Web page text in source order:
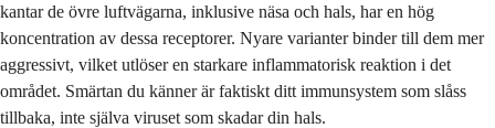
kantar de övre luftvägarna, inklusive näsa och hals, har en hög
koncentration av dessa receptorer. Nyare varianter binder till dem mer
aggressivt, vilket utlöser en starkare inflammatorisk reaktion i det
området. Smärtan du känner är faktiskt ditt immunsystem som slåss
tillbaka, inte själva viruset som skadar din hals.